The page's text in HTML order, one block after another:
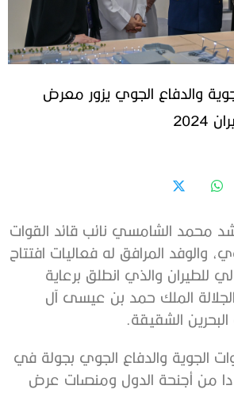
والدفاع الجوي يزور معرض
محمد الشامسي نائب قائد القوات
والوفد المرافق له فعاليات افتتاح
للطيران والذي انطلق برعاية
الملك حمد بن عيسى آل
الشقيقة.
الجوية والدفاع الجوي بجولة في
من أجنحة الدول ومنصات عرض